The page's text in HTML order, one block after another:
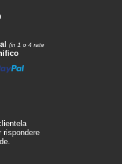
(in 1 o 4 rate
rispondere